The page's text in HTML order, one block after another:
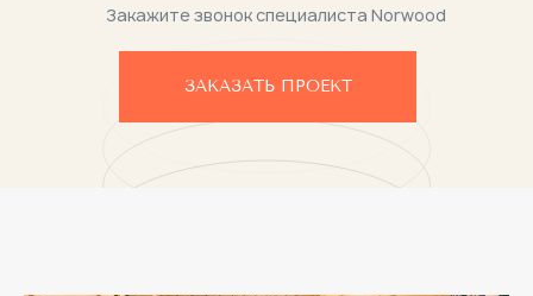
Закажите звонок специалиста Norwood
ЗАКАЗАТЬ ПРОЕКТ